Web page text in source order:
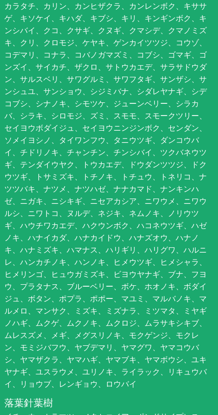
カラタチ、カリン、カンヒザクラ、カンレンボク、キササ
ゲ、キソケイ、キハダ、キブシ、キリ、キンギンボク、キ
ンシバイ、クコ、クサギ、クヌギ、クマシデ、クマノミズ
キ、クリ、クロモジ、ケヤキ、ゲンカイツツジ、コウゾ、
コデマリ、コナラ、コバノガマズミ、コブシ、ゴマギ、ゴ
ンズイ、サイカチ、ザクロ、サトウカエデ、サラサドウダ
ン、サルスベリ、サワグルミ、サワフタギ、サンザシ、サ
ンシュユ、サンショウ、シジミバナ、シダレヤナギ、シデ
コブシ、シナノキ、シモツケ、ジューンベリー、シラカ
バ、シラキ、シロモジ、ズミ、スモモ、スモークツリー、
セイヨウボダイジュ、セイヨウニンジンボク、センダン、
ソメイヨシノ、タイワンフウ、タニウツギ、ダンコウバ
イ、チドリノキ、チャンチン、チンシバイ、ツクバネウツ
ギ、テンダイウヤク、トウカエデ、ドウダンツツジ、ドク
ウツギ、トサミズキ、トチノキ、トチュウ、トネリコ、ナ
ツツバキ、ナツメ、ナツハゼ、ナナカマド、ナンキンハ
ゼ、ニガキ、ニシキギ、ニセアカシア、ニワウメ、ニワウ
ルシ、ニワトコ、ヌルデ、ネジキ、ネムノキ、ノリウツ
ギ、ハウチワカエデ、ハクウンボク、ハコネウツギ、ハゼ
ノキ、ハナイカダ、ハナカイドウ、ハナズオウ、ハナノ
キ、ハナミズキ、ハマナス、ハリギリ、ハリグワ、ハルニ
レ、ハンカチノキ、ハンノキ、ヒメウツギ、ヒメシャラ、
ヒメリンゴ、ヒュウガミズキ、ビヨウヤナギ、ブナ、フヨ
ウ、プラタナス、ブルーベリー、ボケ、ホオノキ、ボダイ
ジュ、ボタン、ポプラ、ポポー、マユミ、マルバノキ、マ
ルメロ、マンサク、ミズキ、ミズナラ、ミツマタ、ミヤギ
ノハギ、ムクゲ、ムクノキ、ムクロジ、ムラサキシキブ、
ムレスズメ、メギ、メグスリノキ、モクゲンジ、モクレ
ン、モミジバフウ、ヤブデマリ、ヤマグワ、ヤマコウバ
シ、ヤマザクラ、ヤマハギ、ヤマブキ、ヤマボウシ、ユキ
ヤナギ、ユスラウメ、ユリノキ、ライラック、リキュウバ
イ、リョウブ、レンギョウ、ロウバイ
落葉針葉樹